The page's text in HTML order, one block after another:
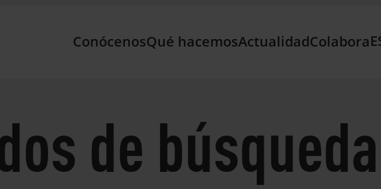
ConócenosQué hacemosActualidadColabora
de búsqueda